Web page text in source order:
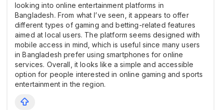
looking into online entertainment platforms in
Bangladesh. From what I’ve seen, it appears to offer
different types of gaming and betting-related features
aimed at local users. The platform seems designed with
mobile access in mind, which is useful since many users
in Bangladesh prefer using smartphones for online
services. Overall, it looks like a simple and accessible
option for people interested in online gaming and sports
entertainment in the region.